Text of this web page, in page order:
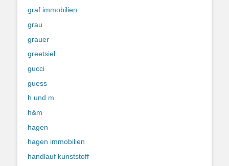
graf immobilien
grau
grauer
greetsiel
gucci
guess
h und m
h&m
hagen
hagen immobilien
handlauf kunststoff